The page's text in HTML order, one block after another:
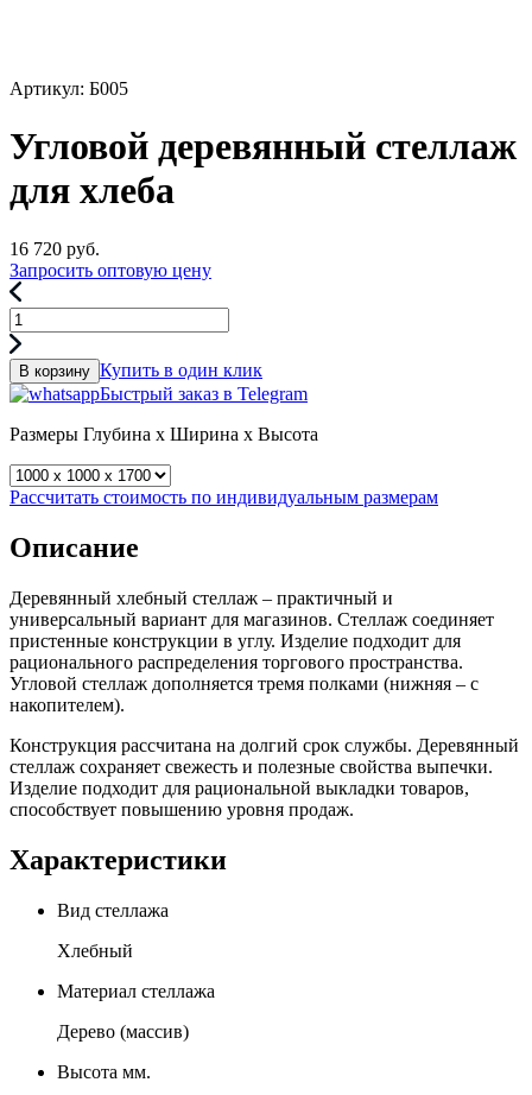
Артикул: Б005
Угловой деревянный стеллаж
для хлеба
16 720 руб.
Запросить оптовую цену
В корзину Купить в один клик
Быстрый заказ в Telegram
Размеры Глубина x Ширина x Высота
Рассчитать стоимость по индивидуальным размерам
Описание
Деревянный хлебный стеллаж – практичный и
универсальный вариант для магазинов. Стеллаж соединяет
пристенные конструкции в углу. Изделие подходит для
рационального распределения торгового пространства.
Угловой стеллаж дополняется тремя полками (нижняя – с
накопителем).
Конструкция рассчитана на долгий срок службы. Деревянный
стеллаж сохраняет свежесть и полезные свойства выпечки.
Изделие подходит для рациональной выкладки товаров,
способствует повышению уровня продаж.
Характеристики
Вид стеллажа
Хлебный
Материал стеллажа
Дерево (массив)
Высота мм.